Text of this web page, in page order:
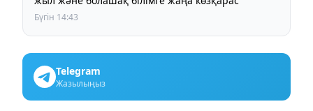
Бүгін 14:43
Telegram
Жазылыңыз